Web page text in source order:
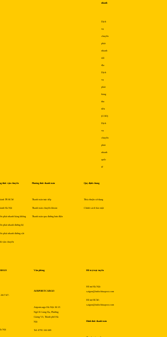
nhanh
Dịch
vụ
chuyển
phát
nhanh
nội
địa
Dịch
vụ
phát
hàng
thu
tiền
(COD)
Dịch
vụ
chuyển
phát
nhanh
quốc
tế
thức vận chuyển
TP.HCM
Hà Nội
phát nhanh hàng không
phát nhanh đường bộ
phát nhanh đường sắt
vận chuyển
Phương thức thanh toán
Thanh toán trực tiếp
Thanh toán chuyển khoản
Thanh toán qua đường bưu điện
Quy định chung
Thỏa thuận sử dụng
Chính sách bảo mật
07-
Nội
Văn phòng
AIRPORTCARGO
Airportcargo Hà Nội: Số 25
Ngõ 81 Láng Hạ, Phường
Giảng Võ, Thành phố Hà
Nội
Tel: 0795 166 689
Hỗ trợ trực tuyến
Hỗ trợ Hà Nội:
saigon@indochinapost.com
Hỗ trợ HCM:
saigon@indochinapost.com
Hình thức thanh toán